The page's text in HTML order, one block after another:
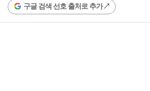
구글 검색 선호 출처로 추가